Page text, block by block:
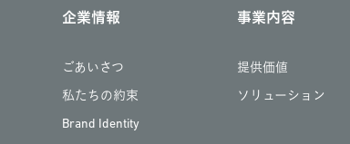
企業情報
ごあいさつ
私たちの約束
Brand Identity
事業内容
提供価値
ソリューション